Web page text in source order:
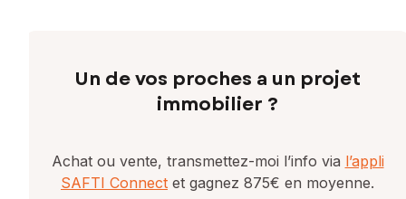
Un de vos proches a un projet
immobilier ?
Achat ou vente, transmettez-moi l’info via l’appli
SAFTI Connect et gagnez 875€ en moyenne.